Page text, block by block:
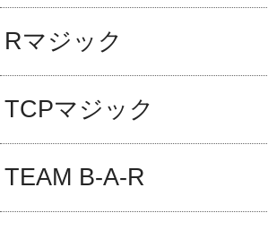
Rマジック
TCPマジック
TEAM B-A-R